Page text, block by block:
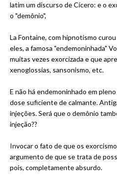
latim um discurso de Cícero: e o
o "demônio",
La Fontaine, com hipnotismo
eles, a famosa "endemoninhada"
muitas vezes exorcizada e que
xenoglossias, sansonismo, etc.
E não há endemoninhado em
dose suficiente de calmante.
injeções. Será que o demônio
injeção??
Invocar o fato de que os
argumento de que se trata de
pois, completamente absurdo.